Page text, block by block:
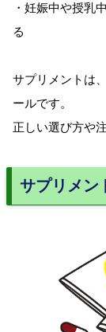
・妊娠中や授乳
る
サプリメントは
ールです。
正しい選び方や
サプリメン